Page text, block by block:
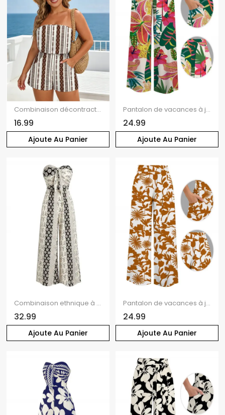
Ajoute Au Panier
Combinaison décontractée à imprimé ethnique géométrique, poche et épaules dénudées
16.99
Ajoute Au Panier
Pantalon de vacances à jambes larges, imprimé floral tropical vibrant, poches et ceinture
24.99
Ajoute Au Panier
Combinaison ethnique à rayures damassées, épaules dénudées et jambes larges
32.99
Ajoute Au Panier
Pantalon de vacances à jambes larges, imprimé floral botanique vintage, poches et ceinture
24.99